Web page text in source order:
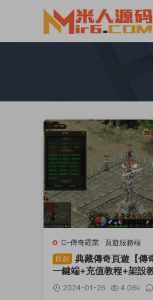
C-傳奇霸業 · 頁遊服務端
原創
典藏傳奇頁遊【傳
一鍵端+充值教程+架設
2024-01-26 4.06k